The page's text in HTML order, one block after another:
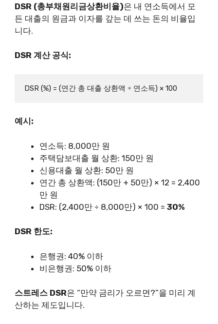
DSR (총부채원리금상환비율)은 내 연소득에서 모
든 대출의 원금과 이자를 갚는 데 쓰는 돈의 비율입
니다.
DSR 계산 공식:
예시:
연소득: 8,000만 원
주택담보대출 월 상환: 150만 원
신용대출 월 상환: 50만 원
연간 총 상환액: (150만 + 50만) × 12 = 2,400
만 원
DSR: (2,400만 ÷ 8,000만) × 100 = 30%
DSR 한도:
은행권: 40% 이하
비은행권: 50% 이하
스트레스 DSR은 “만약 금리가 오르면?”을 미리 계
산하는 제도입니다.